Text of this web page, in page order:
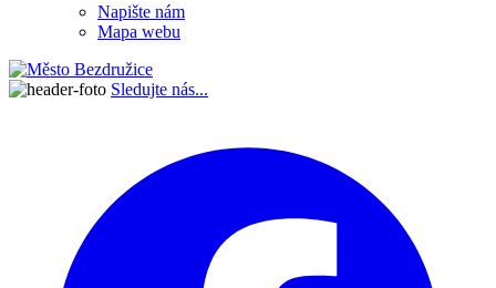
Napište nám
Mapa webu
Sledujte nás...